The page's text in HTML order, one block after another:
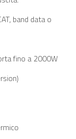
band data o
fino a 2000W